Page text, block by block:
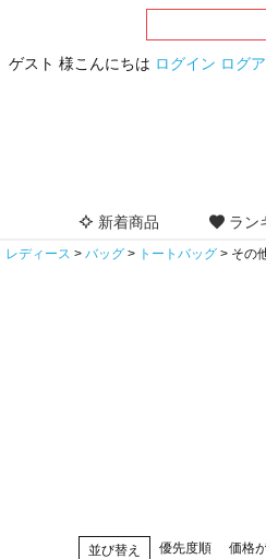
ゲスト 様こんにちは ログイン ログ
新着商品 ラン
レディース バッグ トートバッグ その
並び替え 優先度順 価格